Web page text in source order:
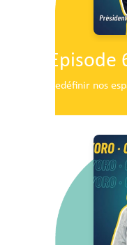
Episode
Redéfinir nos